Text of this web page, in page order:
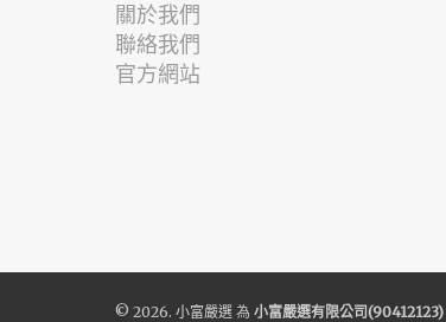
關於我們
聯絡我們
官方網站
© 2026. 小富嚴選 為 小富嚴選有限公司(90412123)